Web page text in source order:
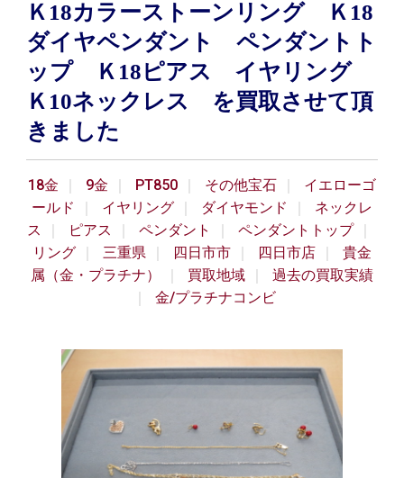
Ｋ18カラーストーンリング Ｋ18
ダイヤペンダント ペンダントト
ップ Ｋ18ピアス イヤリング
Ｋ10ネックレス を買取させて頂
きました
18金 9金 PT850 その他宝石
イエローゴ
ールド
イヤリング ダイヤモンド
ネックレ
ス
ピアス ペンダント
ペンダントトップ
リング
三重県 四日市市 四日市店
貴金
属（金・プラチナ）
買取地域
過去の買取実績
金/プラチナコンビ